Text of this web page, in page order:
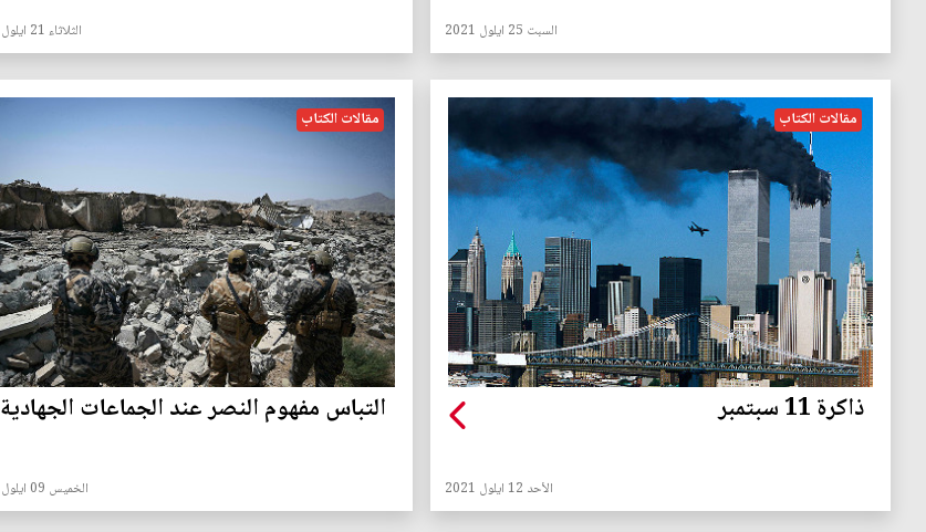
السبت 25 ايلول 2021 الثلاثاء 21 ايلول 2021
مقالات الكتاب
ذاكرة 11 سبتمبر
الأحد 12 ايلول 2021
مقالات الكتاب
التباس مفهوم النصر عند الجماعات الجهادية
الخميس 09 ايلول 2021